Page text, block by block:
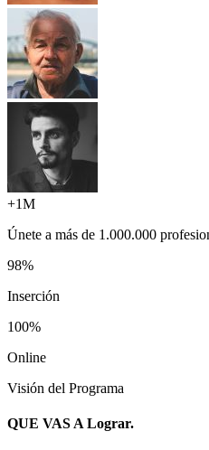
+1M
Únete a más de 1.000.000
98%
Inserción
100%
Online
Visión del Programa
QUE VAS A Lograr.